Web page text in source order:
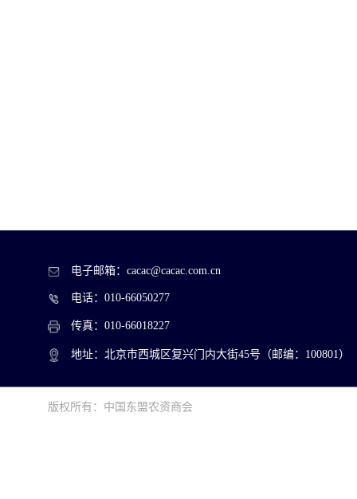
电子邮箱：cacac@cacac.com.cn
电话：010-66050277
传真：010-66018227
地址：北京市西城区复兴门内大街45号（邮编：100801）
版权所有：中国东盟农资商会